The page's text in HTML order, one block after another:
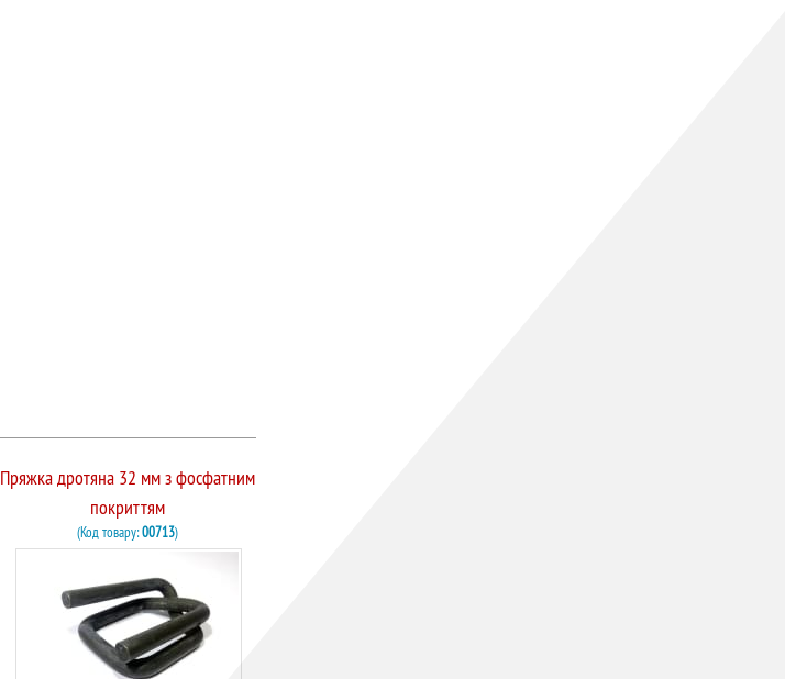
Пряжка дротяна 32 мм з фосфатним
покриттям
(Код товару:00713)